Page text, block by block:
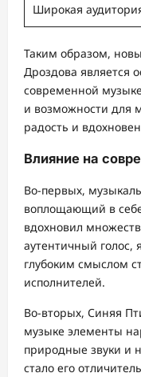
Широкая
Таким образом,
Дроздова является
современной
и возможности для
радость и
Влияние на
Во-первых,
воплощающий в
вдохновил
аутентичный голос,
глубоким смыслом
исполнителей.
Во-вторых, Синяя
музыке элементы
природные звуки и
стало его